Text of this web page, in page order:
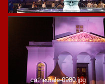
cathedrale-0980.jpg